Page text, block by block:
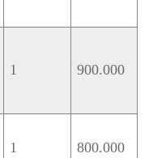
1 900.000
1 800.000